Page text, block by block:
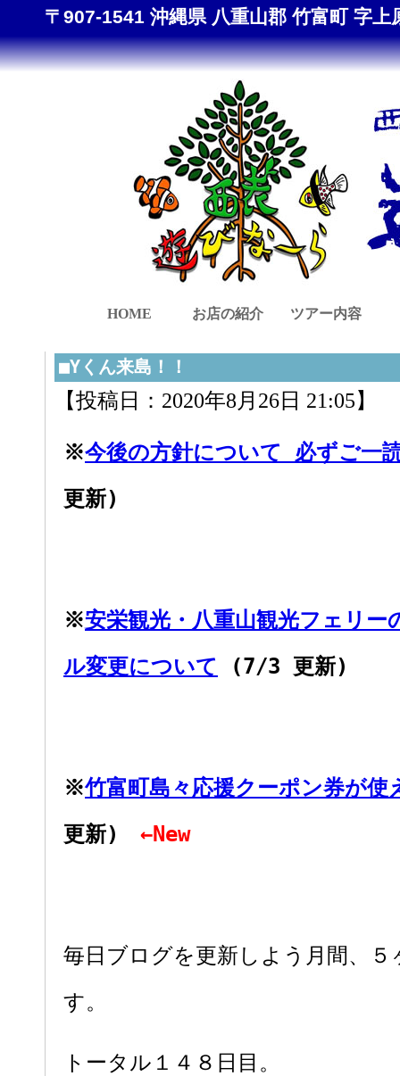
〒907-1541 沖縄県 八重山郡 竹富町 字上
HOME お店の紹介 ツアー内容
■Yくん来島！！
【投稿日：2020年8月26日 21:05】
※今後の方針について 必ずご一
更新)
※安栄観光・八重山観光フェリー
ル変更について
(7/3 更新)
※竹富町島々応援クーポン券が使
更新)
←New
毎日ブログを更新しよう月間、５
す。
トータル１４８日目。